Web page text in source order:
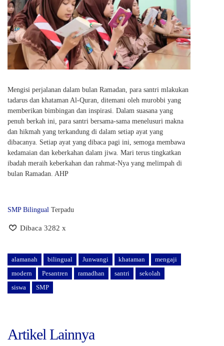
Mengisi perjalanan dalam bulan Ramadan, para santri mlakukan
tadarus dan khataman Al-Quran, ditemani oleh murobbi yang
memberikan bimbingan dan inspirasi. Dalam suasana yang
penuh berkah ini, para santri bersama-sama menelusuri makna
dan hikmah yang terkandung di dalam setiap ayat yang
dibacanya. Setiap ayat yang dibaca pagi ini, semoga membawa
kedamaian dan keberkahan dalam jiwa. Mari terus tingkatkan
ibadah meraih keberkahan dan rahmat-Nya yang melimpah di
bulan Ramadan. AHP
SMP Bilingual Terpadu
Dibaca 3282 x
alamanah bilingual Junwangi khataman
mengaji
modern
Pesantren ramadhan santri
sekolah
siswa
SMP
Artikel Lainnya